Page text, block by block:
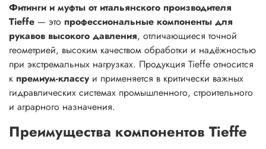
Фитинги и муфты от итальянского производителя
Tieffe — это профессиональные компоненты для
рукавов высокого давления, отличающиеся точной
геометрией, высоким качеством обработки и надёжностью
при экстремальных нагрузках. Продукция Tieffe относится
к премиум-классуи применяется в критически важных
гидравлических системах промышленного, строительного
и аграрного назначения.
Преимущества компонентов Tieffe